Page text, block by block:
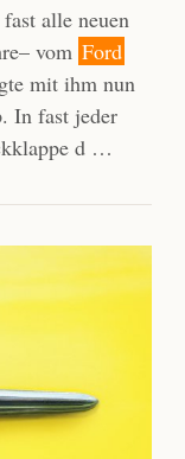
alle neuen
vom Ford
mit ihm nun
In fast jeder
d …